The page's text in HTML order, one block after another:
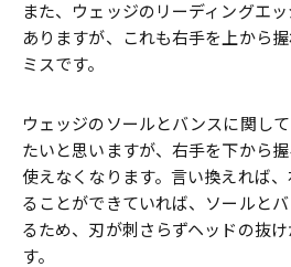
また、ウェッジのリーディングエ
ありますが、これも右手を上から
ミスです。
ウェッジのソールとバンスに関し
たいと思いますが、右手を下から
使えなくなります。言い換えれば
ることができていれば、ソールと
るため、刃が刺さらずヘッドの抜
す。